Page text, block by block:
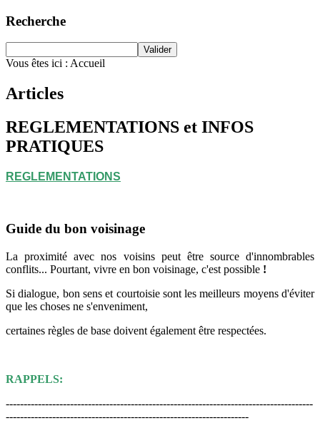
Recherche
Vous êtes ici : Accueil
Articles
REGLEMENTATIONS et INFOS
PRATIQUES
REGLEMENTATIONS
Guide du bon voisinage
La proximité avec nos voisins peut être source d'innombrables
conflits... Pourtant, vivre en bon voisinage, c'est possible !
Si dialogue, bon sens et courtoisie sont les meilleurs moyens d'éviter
que les choses ne s'enveniment,
certaines règles de base doivent également être respectées.
RAPPELS:
--------------------------------------------------------------------------------------
--------------------------------------------------------------------